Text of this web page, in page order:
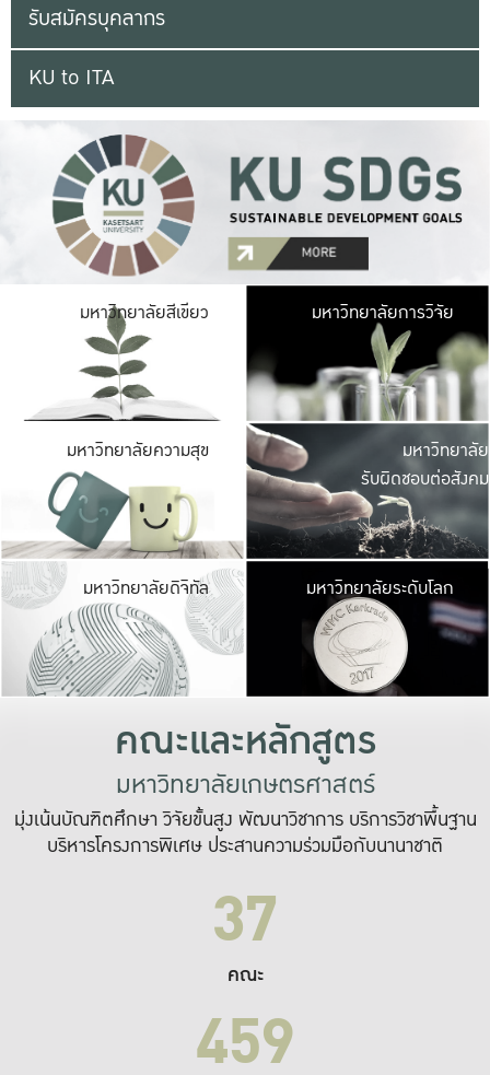
รับสมัครบุคลากร
KU to ITA
มหาวิทยาลัยสีเขียว มหาวิ
มีพื้นที่เขียวสดใส
เป็นป่าในเมือง เกษต
มหาวิทยาลัยการวิจัย
มหาวิทยาลัยความสุข มหาวิ
ค
เปิดประ
และพบเรื่องราวใ
มหาวิทยาลัย
รับผิดชอบต่อสังคม
มหาวิทยาลัยดิจิทัล มหาวิ
เปลี่ยนแปลง แล
เพื่อทำง
ระบบสารสนเทศ
มหาวิทยาลัยระดับโลก
คณะและหลักสูตร
มหาวิทยาลัยเกษตรศาสตร์
มุ่งเน้นบัณฑิตศึกษา วิจัยขั้นสูง พัฒนาวิชาการ บริการวิชาพื้นฐาน
บริหารโครงการพิเศษ ประสานความร่วมมือกับนานาชาติ
37
คณะ
459